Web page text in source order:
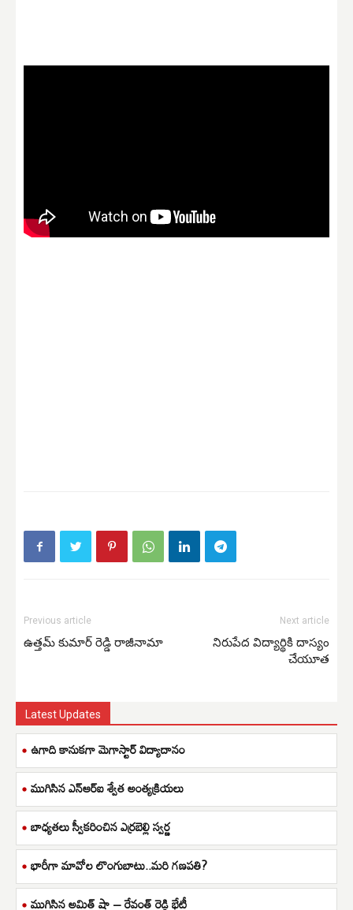
Previous article
ఉత్తమ్ కుమార్ రెడ్డి రాజీనామా
Next article
నిరుపేద విద్యార్థికి దాస్యం
చేయూత
Latest Updates
ఉగాది కానుకగా మెగాస్టార్ విద్యాదానం
ముగిసిన ఎన్ఆర్ఐ శ్వేత అంత్యక్రియలు
బాధ్యతలు స్వీకరించిన ఎర్రబెల్లి స్వర్ణ
భారీగా మావోల లొంగుబాటు..మరి గణపతి?
ముగిసిన అమిత్ షా – రేవంత్ రెడ్డి భేటీ